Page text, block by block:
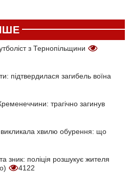
з Тернопільщини
підтвердилася загибель воїна
трагічно загинув
хвилю обурення: що
зник: поліція розшукує жителя
4122